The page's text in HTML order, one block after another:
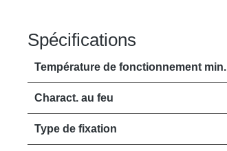
Spécifications
Température de fonctionnement min.
Charact. au feu
Type de fixation